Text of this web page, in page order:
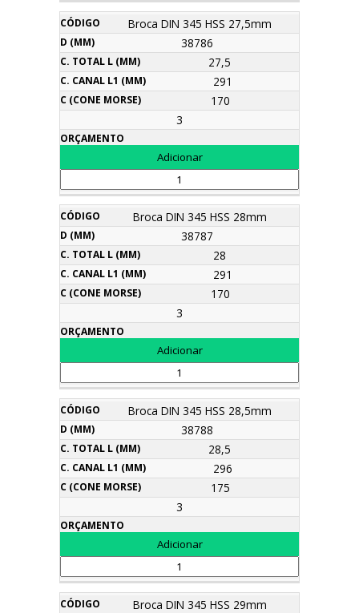
Broca DIN 345 HSS 27,5mm
38786
27,5
291
170
3
Broca DIN 345 HSS 28mm
38787
28
291
170
3
Broca DIN 345 HSS 28,5mm
38788
28,5
296
175
3
Broca DIN 345 HSS 29mm